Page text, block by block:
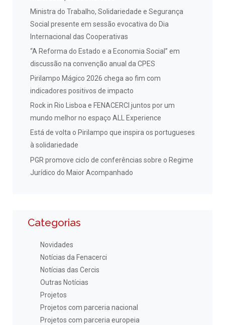
Ministra do Trabalho, Solidariedade e Segurança
Social presente em sessão evocativa do Dia
Internacional das Cooperativas
“A Reforma do Estado e a Economia Social” em
discussão na convenção anual da CPES
Pirilampo Mágico 2026 chega ao fim com
indicadores positivos de impacto
Rock in Rio Lisboa e FENACERCI juntos por um
mundo melhor no espaço ALL Experience
Está de volta o Pirilampo que inspira os portugueses
à solidariedade
PGR promove ciclo de conferências sobre o Regime
Jurídico do Maior Acompanhado
Categorias
Novidades
Notícias da Fenacerci
Notícias das Cercis
Outras Notícias
Projetos
Projetos com parceria nacional
Projetos com parceria europeia